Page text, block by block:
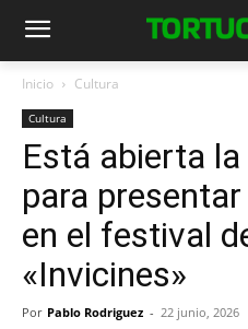
Inicio Cultura
Cultura
Está abierta
para
en el festival
«Invicines»
Por Pablo Rodriguez - 22 junio, 2026